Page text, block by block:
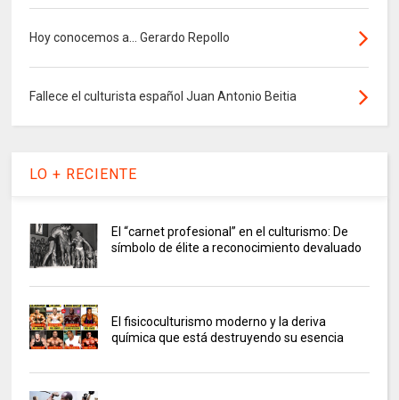
Hoy conocemos a... Gerardo Repollo
Fallece el culturista español Juan Antonio Beitia
LO + RECIENTE
El “carnet profesional” en el culturismo: De
símbolo de élite a reconocimiento devaluado
El fisicoculturismo moderno y la deriva
química que está destruyendo su esencia